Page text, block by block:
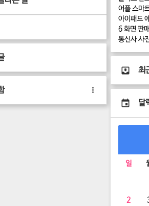
어플스마
아이패드
6화면판매
통신사사
최
달
일
2